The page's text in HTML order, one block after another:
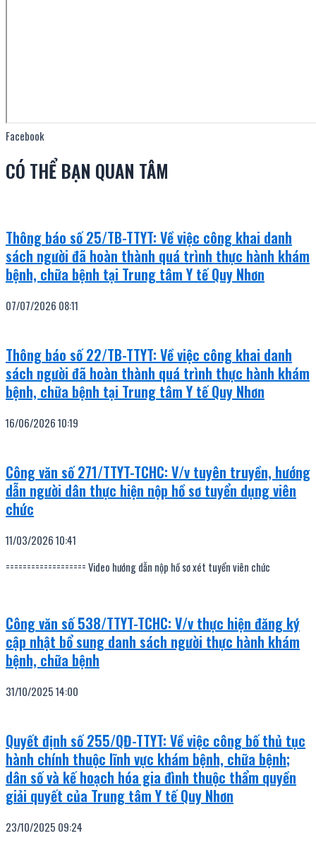
Facebook
CÓ THỂ BẠN QUAN TÂM
Thông báo số 25/TB-TTYT: Về việc công khai danh
sách người đã hoàn thành quá trình thực hành khám
bệnh, chữa bệnh tại Trung tâm Y tế Quy Nhơn
07/07/2026 08:11
Thông báo số 22/TB-TTYT: Về việc công khai danh
sách người đã hoàn thành quá trình thực hành khám
bệnh, chữa bệnh tại Trung tâm Y tế Quy Nhơn
16/06/202610:19
Công văn số 271/TTYT-TCHC: V/v tuyên truyền, hướng
dẫn người dân thực hiện nộp hồ sơ tuyển dụng viên
chức
11/03/202610:41
=================== Video hướng dẫn nộp hồ sơ xét tuyển viên chức
Công văn số 538/TTYT-TCHC: V/v thực hiện đăng ký
cập nhật bổ sung danh sách người thực hành khám
bệnh, chữa bệnh
31/10/202514:00
Quyết định số 255/QĐ-TTYT: Về việc công bố thủ tục
hành chính thuộc lĩnh vực khám bệnh, chữa bệnh;
dân số và kế hoạch hóa gia đình thuộc thẩm quyền
giải quyết của Trung tâm Y tế Quy Nhơn
23/10/2025 09:24